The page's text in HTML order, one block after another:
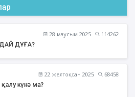
28 маусым 2025
114262
ДҰҒА?
22 желтоқсан 2025
68458
күнә ма?